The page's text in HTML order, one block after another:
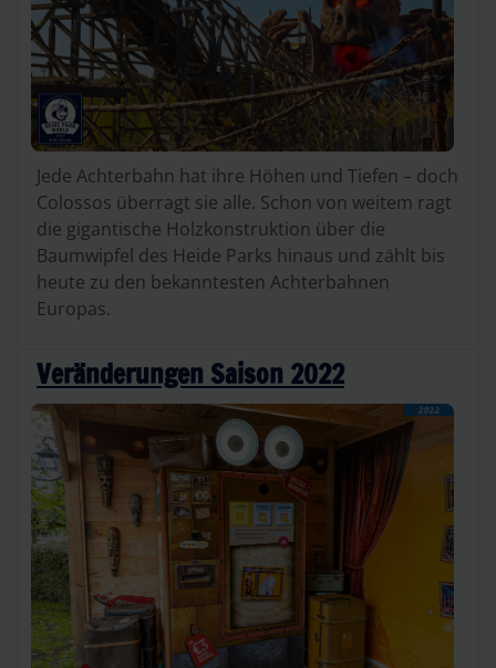
Jede Achterbahn hat ihre Höhen und Tiefen – doch
Colossos überragt sie alle. Schon von weitem ragt
die gigantische Holzkonstruktion über die
Baumwipfel des Heide Parks hinaus und zählt bis
heute zu den bekanntesten Achterbahnen
Europas.
Veränderungen Saison 2022